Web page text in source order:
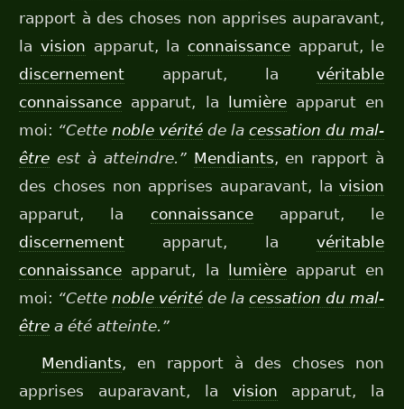
rapport à des choses non apprises auparavant,
la vision apparut, la connaissanceapparut, le
discernement apparut, lavéritable
connaissance apparut, la lumièreapparut en
moi: “Cettenoble vérité de lacessation du mal-
être est à atteindre.” Mendiants, en rapport à
des choses non apprises auparavant, lavision
apparut, la connaissanceapparut, le
discernement apparut, lavéritable
connaissance apparut, la lumièreapparut en
moi: “Cettenoble vérité de lacessation du mal-
être a été atteinte.”
Mendiants, en rapport à des choses non
apprises auparavant, la vision apparut, la